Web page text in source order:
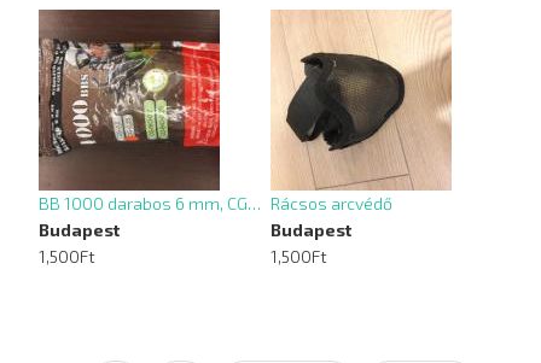
BB 1000 darabos 6 mm, CG…
Budapest
1,500Ft
Rácsos arcvédő
Budapest
1,500Ft